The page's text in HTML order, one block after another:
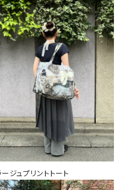
ージュプリントトート